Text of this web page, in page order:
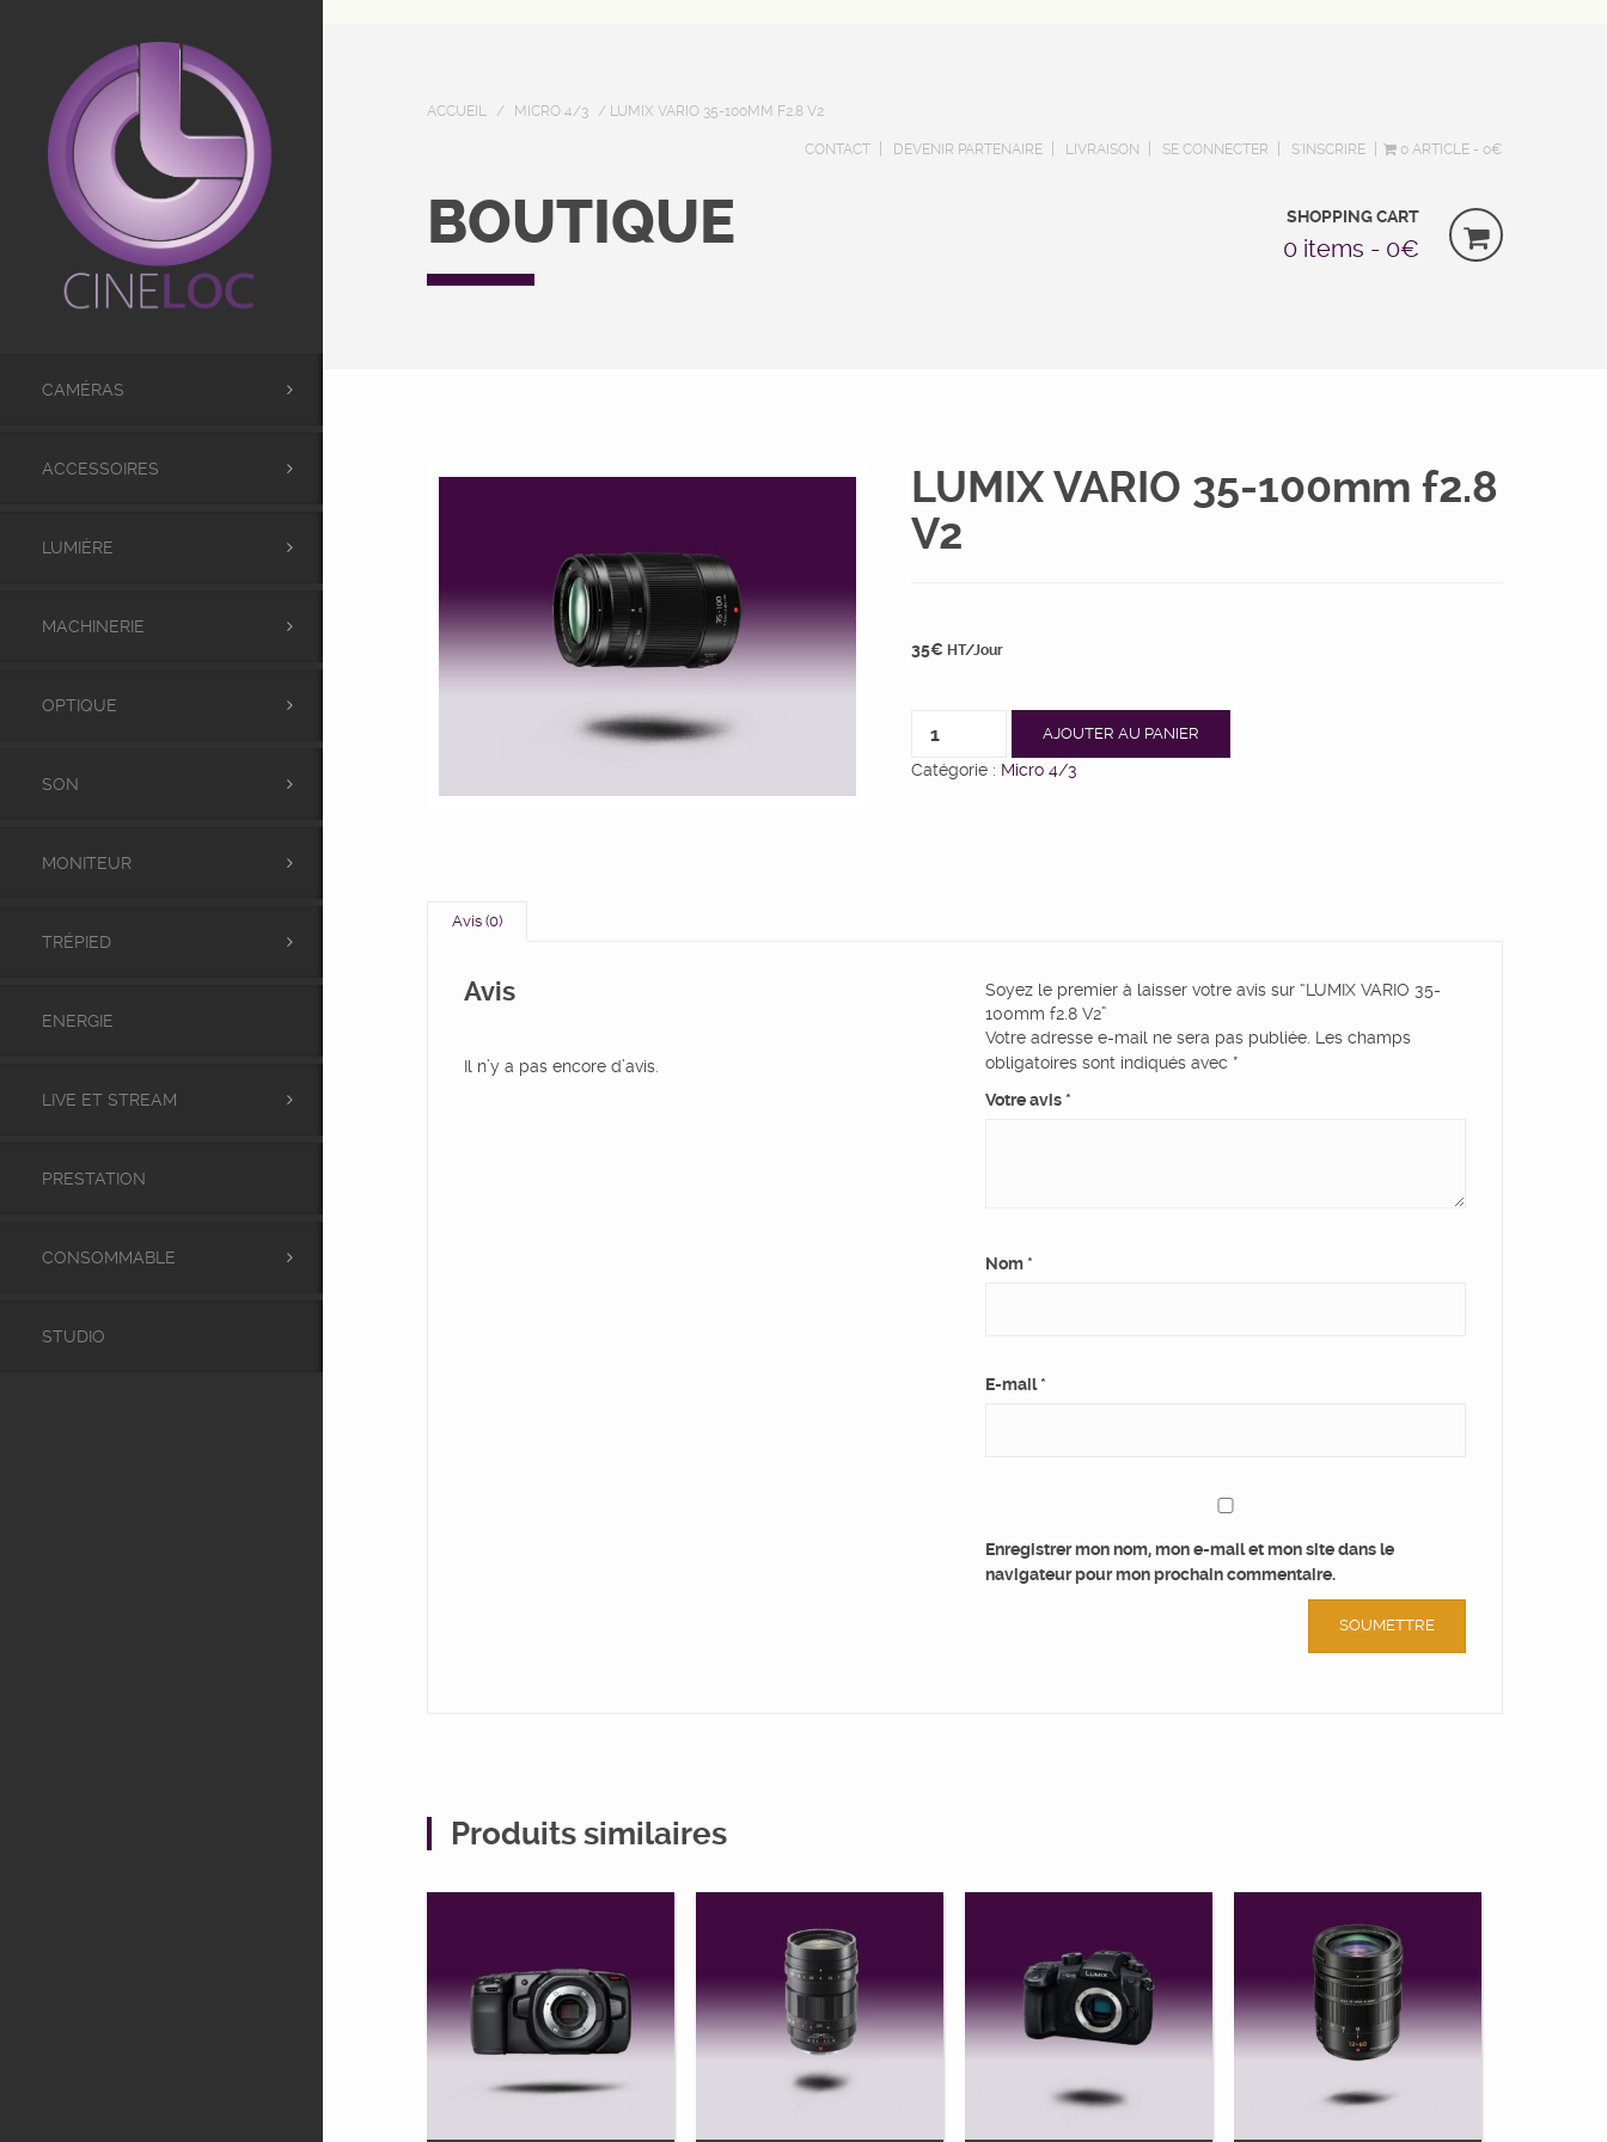
CAMÉRAS
ACCESSOIRES
LUMIÈRE
MACHINERIE
OPTIQUE
SON
MONITEUR
TRÉPIED
ENERGIE
LIVE ET STREAM
PRESTATION
CONSOMMABLE
STUDIO
ACCUEIL / MICRO 4/3 / LUMIX VARIO 35-100MM F2.8 V2
CONTACT DEVENIR PARTENAIRE LIVRAISON SE CONNECTER S’INSCRIRE 0 ARTICLE 0€
BOUTIQUE SHOPPING CART
0 items - 0€
LUMIX VARIO 35-100mm f2.8
V2
35€ HT/Jour
AJOUTER AU PANIER
Catégorie : Micro 4/3
Avis (0)
Avis
Il n’y a pas encore d’avis.
Soyez le premier à laisser votre avis sur “LUMIX VARIO 35-
100mm f2.8 V2”
Votre adresse e-mail ne sera pas publiée. Les champs
obligatoires sont indiqués avec *
Votre avis *
Nom *
E-mail*
Enregistrer mon nom, mon e-mail et mon site dans le
navigateur pour mon prochain commentaire.
Produits similaires